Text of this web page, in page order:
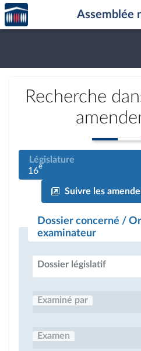
Aller au contenu
Aller en bas de la page
Accèder
à la
page
Assemblée
Recherche
Législature
16e
Suivre les
Dossier concerné /
examinateur
Dossier législatif
Examiné par
Examen